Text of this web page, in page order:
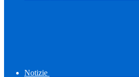
Notizie